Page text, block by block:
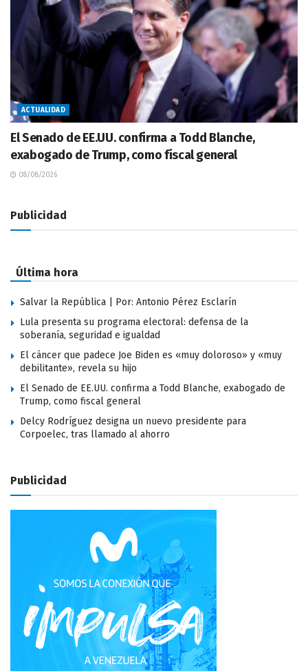
ACTUALIDAD
El Senado de EE.UU. confirma a Todd Blanche,
exabogado de Trump, como fiscal general
08/08/2026
Publicidad
Última hora
Salvar la República | Por: Antonio Pérez Esclarín
Lula presenta su programa electoral: defensa de la
soberanía, seguridad e igualdad
El cáncer que padece Joe Biden es «muy doloroso» y «muy
debilitante», revela su hijo
El Senado de EE.UU. confirma a Todd Blanche, exabogado de
Trump, como fiscal general
Delcy Rodríguez designa un nuevo presidente para
Corpoelec, tras llamado al ahorro
Publicidad